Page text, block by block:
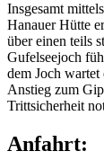
Insgesamt
Hanauer Hütte
über einen teils
Gufelseejoch
dem Joch
Anstieg zum
Trittsicherheit
Anfahrt: